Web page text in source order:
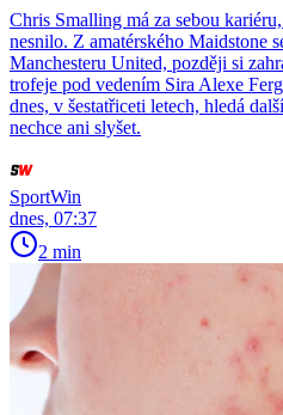
Chris Smalling má za sebou
nesnilo. Z amatérského Maidstone
Manchesteru United, později si
trofeje pod vedením Sira Alexe
dnes, v šestatřiceti letech, hledá
nechce ani slyšet.
SportWin
dnes, 07:37
2 min